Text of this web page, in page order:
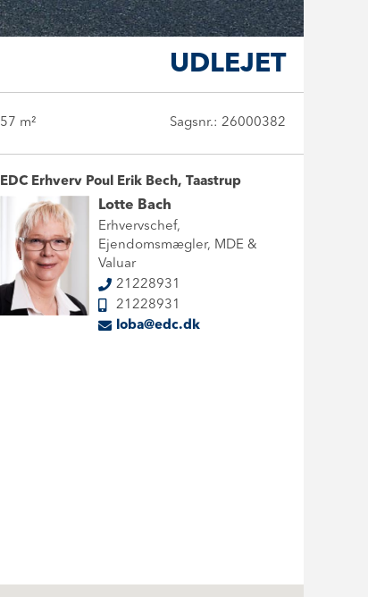
UDLEJET
57 m² Sagsnr.: 26000382
EDC Erhverv Poul Erik Bech, Taastrup
Lotte Bach
Erhvervschef,
Ejendomsmægler, MDE &
Valuar
21228931
21228931
loba@edc.dk